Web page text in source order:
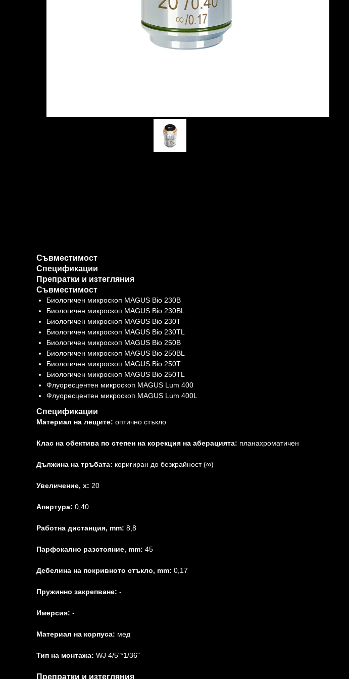
Съвместимост
Спецификации
Препратки и изтегляния
Съвместимост
Биологичен микроскоп MAGUS Bio 230B
Биологичен микроскоп MAGUS Bio 230BL
Биологичен микроскоп MAGUS Bio 230T
Биологичен микроскоп MAGUS Bio 230TL
Биологичен микроскоп MAGUS Bio 250B
Биологичен микроскоп MAGUS Bio 250BL
Биологичен микроскоп MAGUS Bio 250T
Биологичен микроскоп MAGUS Bio 250TL
Флуоресцентен микроскоп MAGUS Lum 400
Флуоресцентен микроскоп MAGUS Lum 400L
Спецификации
Материал на лещите: оптично стъкло
Клас на обектива по степен на корекция на аберацията: планахроматичен
Дължина на тръбата: коригиран до безкрайност (∞)
Увеличение, x: 20
Апертура: 0,40
Работна дистанция, mm: 8,8
Парфокално разстояние, mm: 45
Дебелина на покривното стъкло, mm: 0,17
Пружинно закрепване: -
Имерсия: -
Материал на корпуса: мед
Тип на монтажа: WJ 4/5"*1/36"
Препратки и изтегляния